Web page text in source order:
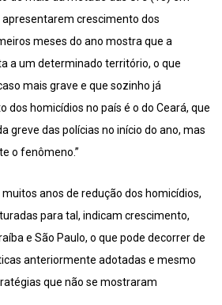
crescimento dos
meses do ano mostra que a
a um determinado território, o que
mais grave e que sozinho já
dos homicídios no país é o do Ceará, que
greve das polícias no início do ano, mas
o fenômeno.”
anos de redução dos homicídios,
para tal, indicam crescimento,
e São Paulo, o que pode decorrer de
anteriormente adotadas e mesmo
que não se mostraram